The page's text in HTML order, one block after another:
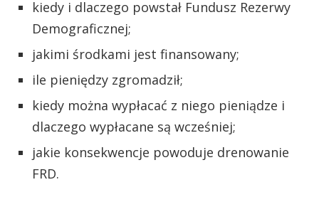
kiedy i dlaczego powstał Fundusz Rezerwy
Demograficznej;
jakimi środkami jest finansowany;
ile pieniędzy zgromadził;
kiedy można wypłacać z niego pieniądze i
dlaczego wypłacane są wcześniej;
jakie konsekwencje powoduje drenowanie
FRD.